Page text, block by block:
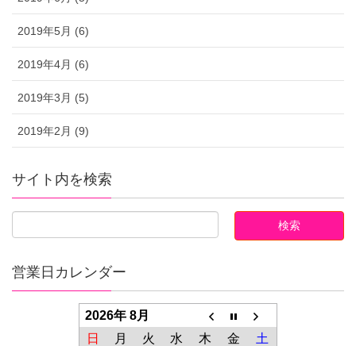
2019年5月 (6)
2019年4月 (6)
2019年3月 (5)
2019年2月 (9)
サイト内を検索
営業日カレンダー
2026年 8月
日
月 火 水 木 金
土